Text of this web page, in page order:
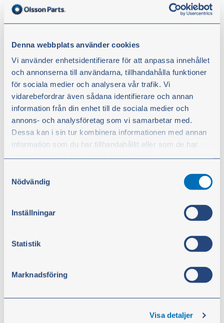
Denna webbplats använder cookies
Vi använder enhetsidentifierare för att anpassa innehållet
och annonserna till användarna, tillhandahålla funktioner
för sociala medier och analysera vår trafik. Vi
vidarebefordrar även sådana identifierare och annan
information från din enhet till de sociala medier och
annons- och analysföretag som vi samarbetar med.
Dessa kan i sin tur kombinera informationen med annan
information som du har tillhandahållit eller som de har
Du kan när som helst ändra ditt val. För att återkalla ditt
samtycke klickar du på ”Cookie-ikonen” längst ned till
Nödvändig
Inställningar
Statistik
Marknadsföring
Visa detaljer
Snøbladventil 3/8" strømstyrt for
vikeplog
Velgerventil tilpasset for vikeplog. T-tilkoblingen
må kobles til akkumulator eller tank.
Fra
kr 6 722,00
ekskl. moms
Koblingskropp CEJN 525